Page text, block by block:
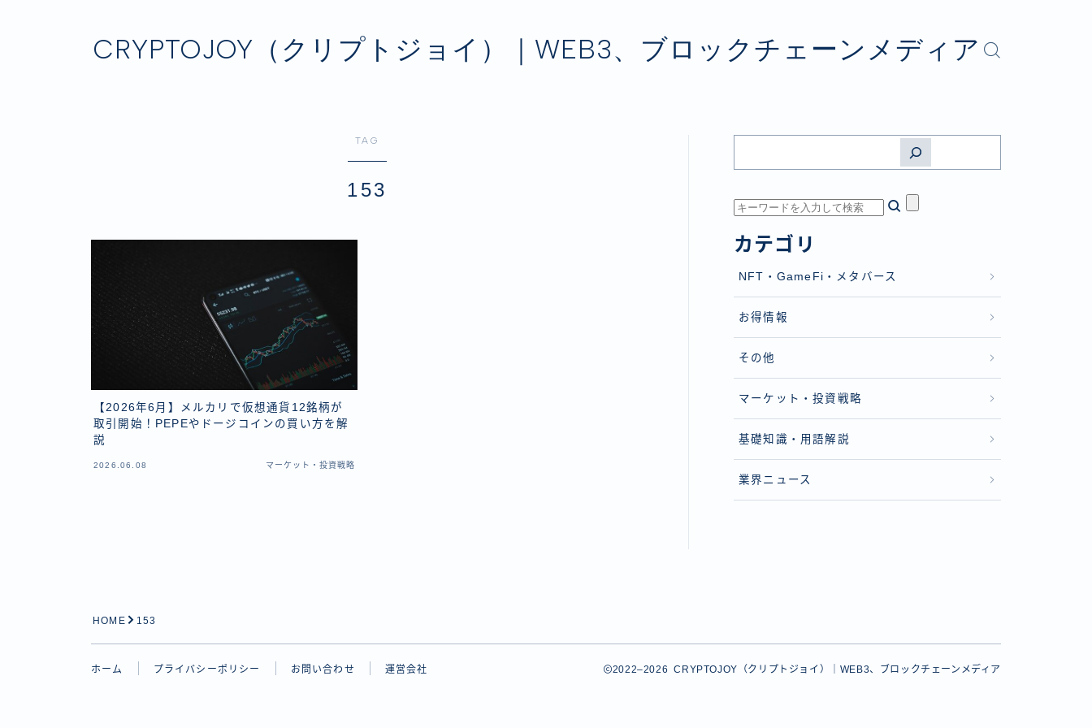
CRYPTOJOY（クリプトジョイ）｜WEB3、ブロックチェーンメディア
TAG
153
【2026年6月】メルカリで仮想通貨12銘柄が
取引開始！PEPEやドージコインの買い方を解
説
2026.06.08 マーケット・投資戦略
カテゴリ
NFT・GameFi・メタバース
お得情報
その他
マーケット・投資戦略
基礎知識・用語解説
業界ニュース
HOME 153
ホーム プライバシーポリシー お問い合わせ 運営会社 2022–2026 CRYPTOJOY（クリプトジョイ）｜WEB3、ブロックチェーンメディア